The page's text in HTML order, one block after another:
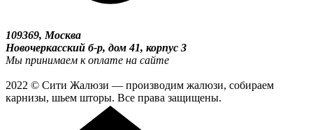
109369, Москва
Новочеркасский б-р, дом 41, корпус 3
Мы принимаем к оплате на сайте
2022 © Сити Жалюзи — производим жалюзи, собираем
карнизы, шьем шторы. Все права защищены.